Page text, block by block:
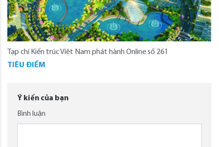
Tạp chí Kiến trúc Việt Nam phát hành Online số 261
TIÊU ĐIỂM
Ý kiến của bạn
Bình luận